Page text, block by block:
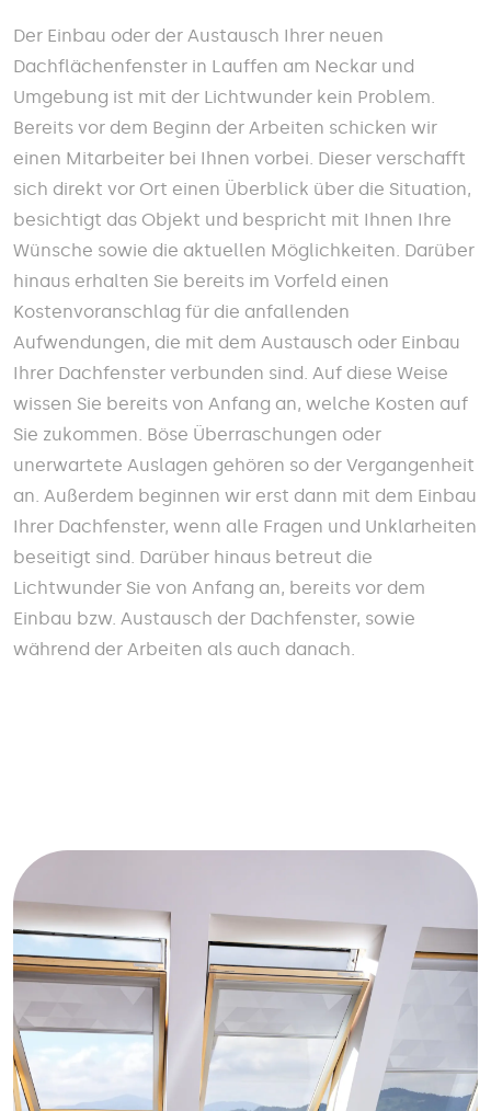
Der Einbau oder der Austausch Ihrer neuen
Dachflächenfenster in Lauffen am Neckar und
Umgebung ist mit der Lichtwunder kein Problem.
Bereits vor dem Beginn der Arbeiten schicken wir
einen Mitarbeiter bei Ihnen vorbei. Dieser verschafft
sich direkt vor Ort einen Überblick über die Situation,
besichtigt das Objekt und bespricht mit Ihnen Ihre
Wünsche sowie die aktuellen Möglichkeiten. Darüber
hinaus erhalten Sie bereits im Vorfeld einen
Kostenvoranschlag für die anfallenden
Aufwendungen, die mit dem Austausch oder Einbau
Ihrer Dachfenster verbunden sind. Auf diese Weise
wissen Sie bereits von Anfang an, welche Kosten auf
Sie zukommen. Böse Überraschungen oder
unerwartete Auslagen gehören so der Vergangenheit
an. Außerdem beginnen wir erst dann mit dem Einbau
Ihrer Dachfenster, wenn alle Fragen und Unklarheiten
beseitigt sind. Darüber hinaus betreut die
Lichtwunder Sie von Anfang an, bereits vor dem
Einbau bzw. Austausch der Dachfenster, sowie
während der Arbeiten als auch danach.